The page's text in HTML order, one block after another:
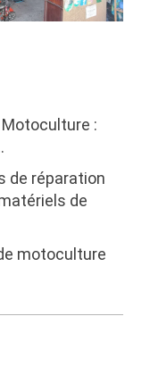
:
de réparation
de
motoculture